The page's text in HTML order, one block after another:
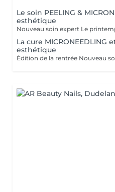
Le soin PEELING &
esthétique
La cure MICRONEEDLING
esthétique